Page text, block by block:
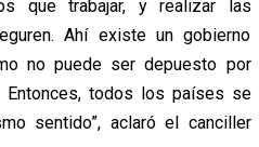
que trabajar, y realizar las
Ahí existe un gobierno
no puede ser depuesto por
Entonces, todos los países se
sentido”, aclaró el canciller